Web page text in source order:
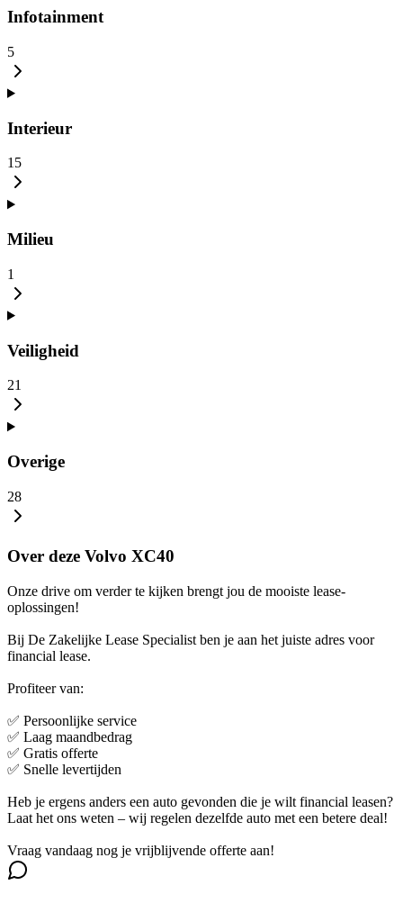
Infotainment
5
Interieur
15
Milieu
1
Veiligheid
21
Overige
28
Over deze Volvo XC40
Onze drive om verder te kijken brengt jou de mooiste lease-
oplossingen!
Bij De Zakelijke Lease Specialist ben je aan het juiste adres voor
financial lease.
Profiteer van:
✅ Persoonlijke service
✅ Laag maandbedrag
✅ Gratis offerte
✅ Snelle levertijden
Heb je ergens anders een auto gevonden die je wilt financial leasen?
Laat het ons weten – wij regelen dezelfde auto met een betere deal!
Vraag vandaag nog je vrijblijvende offerte aan!